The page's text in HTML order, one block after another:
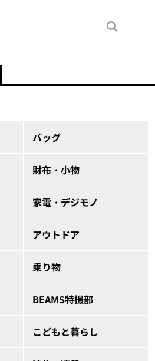
バッグ
財布・小物
家電・デジモノ
アウトドア
乗り物
BEAMS特撮部
こどもと暮らし